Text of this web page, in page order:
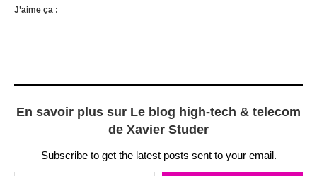
J’aime ça :
En savoir plus sur Le blog high-tech & telecom
de Xavier Studer
Subscribe to get the latest posts sent to your email.
Saisissez votre adresse e-mail…